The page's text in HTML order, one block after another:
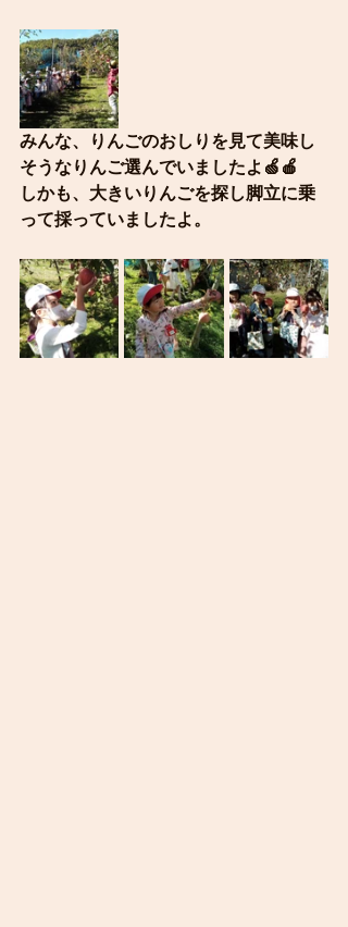
みんな、りんごのおしりを見て美味し
そうなりんご選んでいましたよ🍏🍎
しかも、大きいりんごを探し脚立に乗
って採っていましたよ。